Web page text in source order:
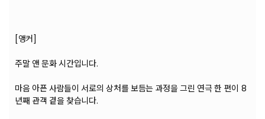
[앵커]
주말 앤 문화 시간입니다.
마음 아픈 사람들이 서로의 상처를 보듬는 과정을 그린 연극 한 편이 8
년째 관객 곁을 찾습니다.